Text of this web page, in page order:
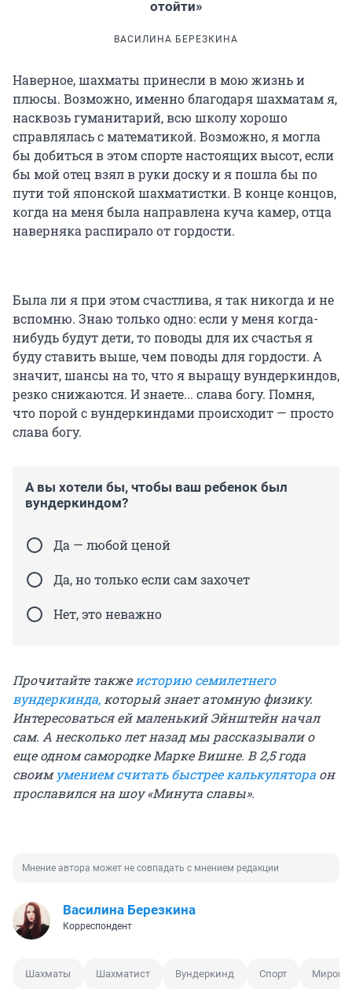
отойти»
ВАСИЛИНА БЕРЕЗКИНА
Наверное, шахматы принесли в мою жизнь и
плюсы. Возможно, именно благодаря шахматам я,
насквозь гуманитарий, всю школу хорошо
справлялась с математикой. Возможно, я могла
бы добиться в этом спорте настоящих высот, если
бы мой отец взял в руки доску и я пошла бы по
пути той японской шахматистки. В конце концов,
когда на меня была направлена куча камер, отца
наверняка распирало от гордости.
Была ли я при этом счастлива, я так никогда и не
вспомню. Знаю только одно: если у меня когда-
нибудь будут дети, то поводы для их счастья я
буду ставить выше, чем поводы для гордости. А
значит, шансы на то, что я выращу вундеркиндов,
резко снижаются. И знаете... слава богу. Помня,
что порой с вундеркиндами происходит — просто
слава богу.
А вы хотели бы, чтобы ваш ребенок был
вундеркиндом?
Да — любой ценой
Да, но только если сам захочет
Нет, это неважно
Прочитайте также историю семилетнего
вундеркинда, который знает атомную физику.
Интересоваться ей маленький Эйнштейн начал
сам. А несколько лет назад мы рассказывали о
еще одном самородке Марке Вишне. В 2,5 года
своимумением считать быстрее калькулятора он
прославился на шоу «Минута славы».
Мнение автора может не совпадать с мнением редакции
Василина Березкина
Корреспондент
Шахматы Шахматист Вундеркинд Спорт